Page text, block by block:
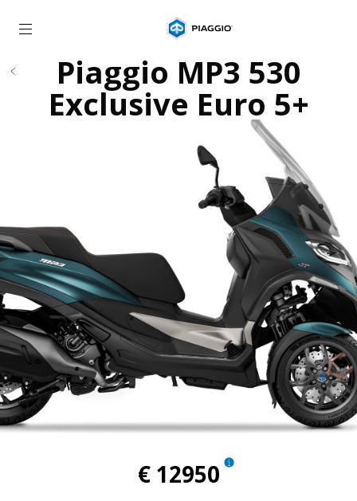
Alege continutul principal
Piaggio MP3 530
Exclusive Euro 5+
€ 12950